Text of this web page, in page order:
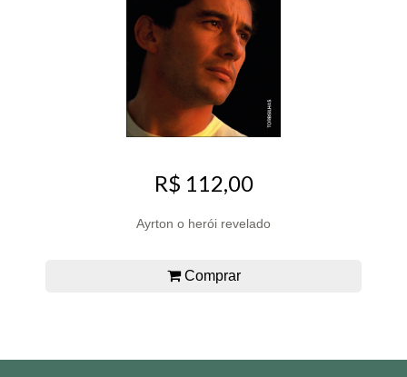
R$ 112,00
Ayrton o herói revelado
Comprar